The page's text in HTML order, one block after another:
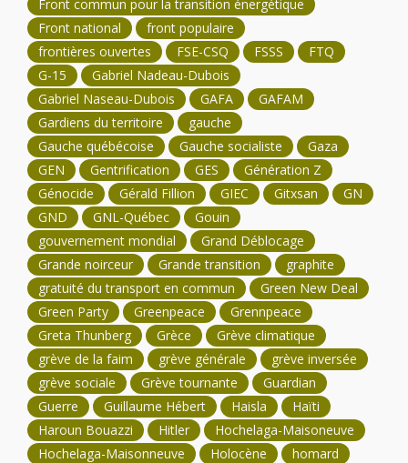
Front commun pour la transition énergétique
Front national
front populaire
frontières ouvertes
FSE-CSQ FSSS
FTQ
G-15
Gabriel Nadeau-Dubois
Gabriel Naseau-Dubois
GAFA
GAFAM
Gardiens du territoire
gauche
Gauche québécoise
Gauche socialiste
Gaza
GEN
Gentrification GES
Génération Z
Génocide
Gérald Fillion GIEC Gitxsan
GN
GND
GNL-Québec
Gouin
gouvernement mondial
Grand Déblocage
Grande noirceur
Grande transition
graphite
gratuité du transport en commun
Green New Deal
Green Party
Greenpeace
Grennpeace
Greta Thunberg
Grèce
Grève climatique
grève de la faim
grève générale
grève inversée
grève sociale
Grève tournante
Guardian
Guerre
Guillaume Hébert Haisla
Haïti
Haroun Bouazzi
Hitler
Hochelaga-Maisoneuve
Hochelaga-Maisonneuve
Holocène
homard